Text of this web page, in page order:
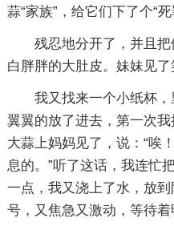
蒜“家族”，给它们下了个“
残忍地分开了，并且
白胖胖的大肚皮。妹妹见
我又找来一个小纸杯
翼翼的放了进去，第一次我
大蒜上妈妈见了，说：“唉
息的。”听了这话，我连忙
一点，我又浇上了水，放
号，又焦急又激动，等待着